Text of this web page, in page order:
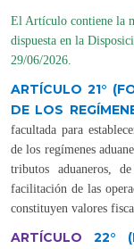
El Artículo contiene la
dispuesta en la
29/06/2026.
ARTÍCULO 21°
DE LOS
facultada para
de los regímenes
tributos aduaneros,
facilitación de las
constituyen valores
ARTÍCULO 22°